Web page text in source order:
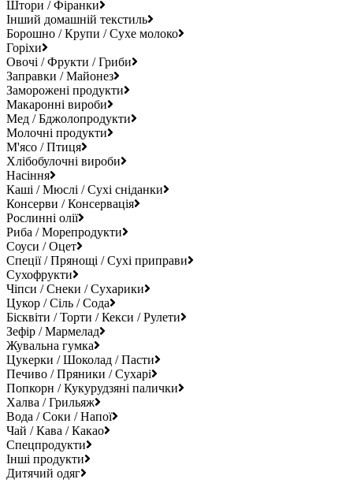
Штори / Фіранки
Інший домашній текстиль
Борошно / Крупи / Сухе молоко
Горіхи
Овочі / Фрукти / Гриби
Заправки / Майонез
Заморожені продукти
Макаронні вироби
Мед / Бджолопродукти
Молочні продукти
М'ясо / Птиця
Хлібобулочні вироби
Насіння
Каші / Мюслі / Сухі сніданки
Консерви / Консервація
Рослинні олії
Риба / Морепродукти
Соуси / Оцет
Спеції / Прянощі / Сухі приправи
Сухофрукти
Чіпси / Снеки / Сухарики
Цукор / Сіль / Сода
Бісквіти / Торти / Кекси / Рулети
Зефір / Мармелад
Жувальна гумка
Цукерки / Шоколад / Пасти
Печиво / Пряники / Сухарі
Попкорн / Кукурудзяні палички
Халва / Грильяж
Вода / Соки / Напої
Чай / Кава / Какао
Спецпродукти
Інші продукти
Дитячий одяг